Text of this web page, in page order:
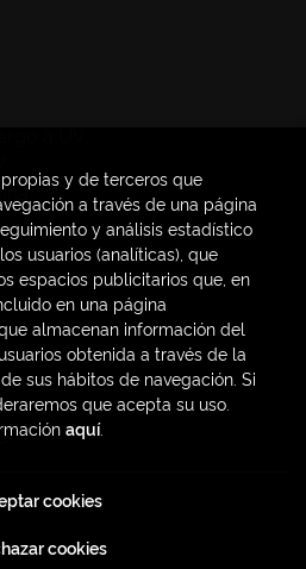
4
los Derechos Reservados |
y de terceros que
a través de una página
y análisis estadístico
usuarios (analíticas), que
espacios publicitarios que, en
en una página
almacenan información del
obtenida a través de la
sus hábitos de navegación. Si
que acepta su uso.
aquí.
cookies
cookies